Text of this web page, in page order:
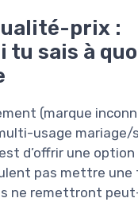
prix :
tu sais à
(marque
usage mariage/
d’offrir une
pas mettre
ne remettront